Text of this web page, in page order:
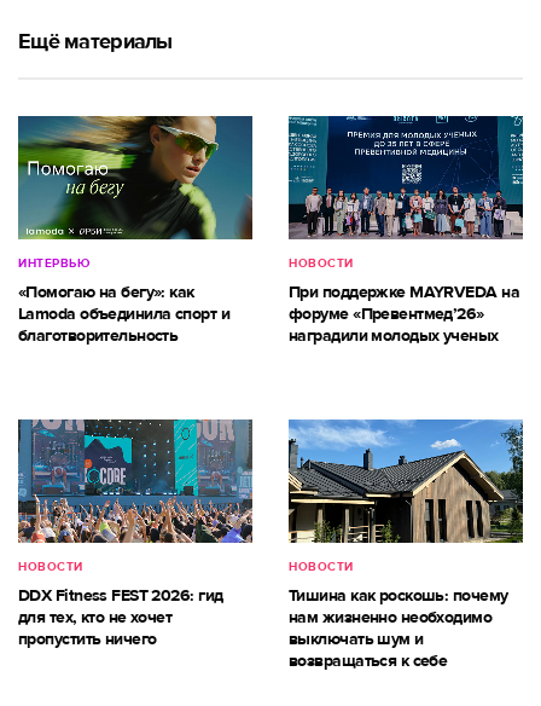
Ещё материалы
ИНТЕРВЬЮ
«Помогаю на бегу»: как
Lamoda объединила спорт и
благотворительность
НОВОСТИ
При поддержке MAYRVEDA на
форуме «Превентмед’26»
наградили молодых ученых
НОВОСТИ
DDX Fitness FEST 2026: гид
для тех, кто не хочет
пропустить ничего
НОВОСТИ
Тишина как роскошь: почему
нам жизненно необходимо
выключать шум и
возвращаться к себе